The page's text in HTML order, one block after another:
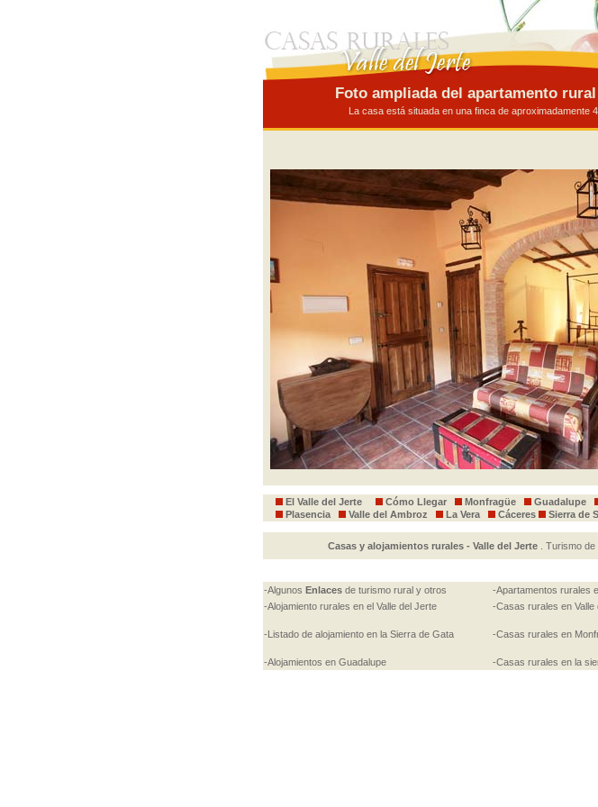
Foto ampliada del apartamento
La casa está situada en una finca de aproximadamente
El Valle del Jerte Cómo Llegar Monfragüe Guadalupe
Plasencia
Valle del Ambroz La Vera Cáceres Sierra de
Casas y alojamientos rurales - Valle del Jerte . Turismo
-Algunos Enlaces de turismo rural y otros -Apartamentos rurales
-Alojamiento rurales en el Valle del Jerte
-Casas rurales en Valle
-Listado de alojamiento en la Sierra de Gata -Casas rurales en
-Alojamientos en Guadalupe -Casas rurales en la